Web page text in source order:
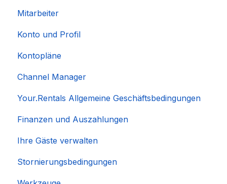
Mitarbeiter
Konto und Profil
Kontopläne
Channel Manager
Your.Rentals Allgemeine Geschäftsbedingungen
Finanzen und Auszahlungen
Ihre Gäste verwalten
Stornierungsbedingungen